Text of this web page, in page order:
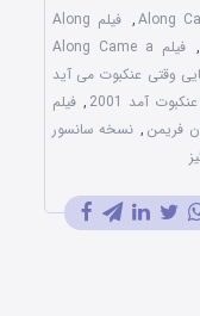
,
فیلم Along
,
فیلم Along Came a
وقتی عنکبوت می آید
آمد 2001 , فیلم
فریمن , نسخه سانسور